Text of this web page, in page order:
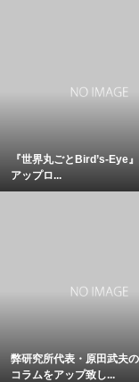
『世界丸ごとBird’s-Eye
アップロ...
弊研究所代表・原田武夫
コラムをアップ致し...